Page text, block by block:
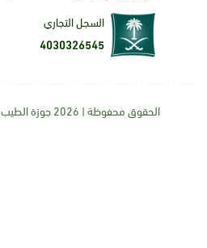
السجل التجاري
4030326545
الحقوق محفوظة | 2026 جوزة الطيب